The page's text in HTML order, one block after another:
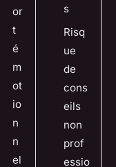
or
t
é
m
ot
io
n
n
el
s
Risq
ue
de
cons
eils
non
prof
essio